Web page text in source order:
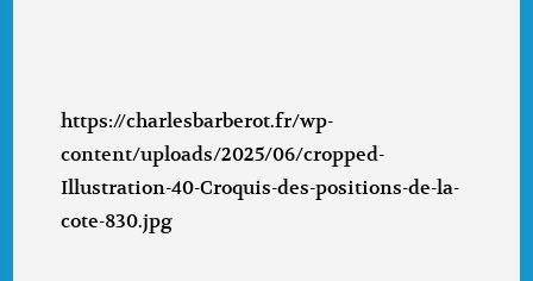
https://charlesbarberot.fr/wp-
content/uploads/2025/06/cropped-
Illustration-40-Croquis-des-positions-de-la-
cote-830.jpg